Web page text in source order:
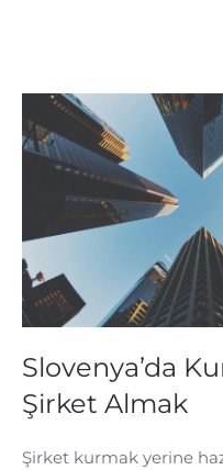
Slovenya’da
Şirket Almak
Şirket kurmak yerine